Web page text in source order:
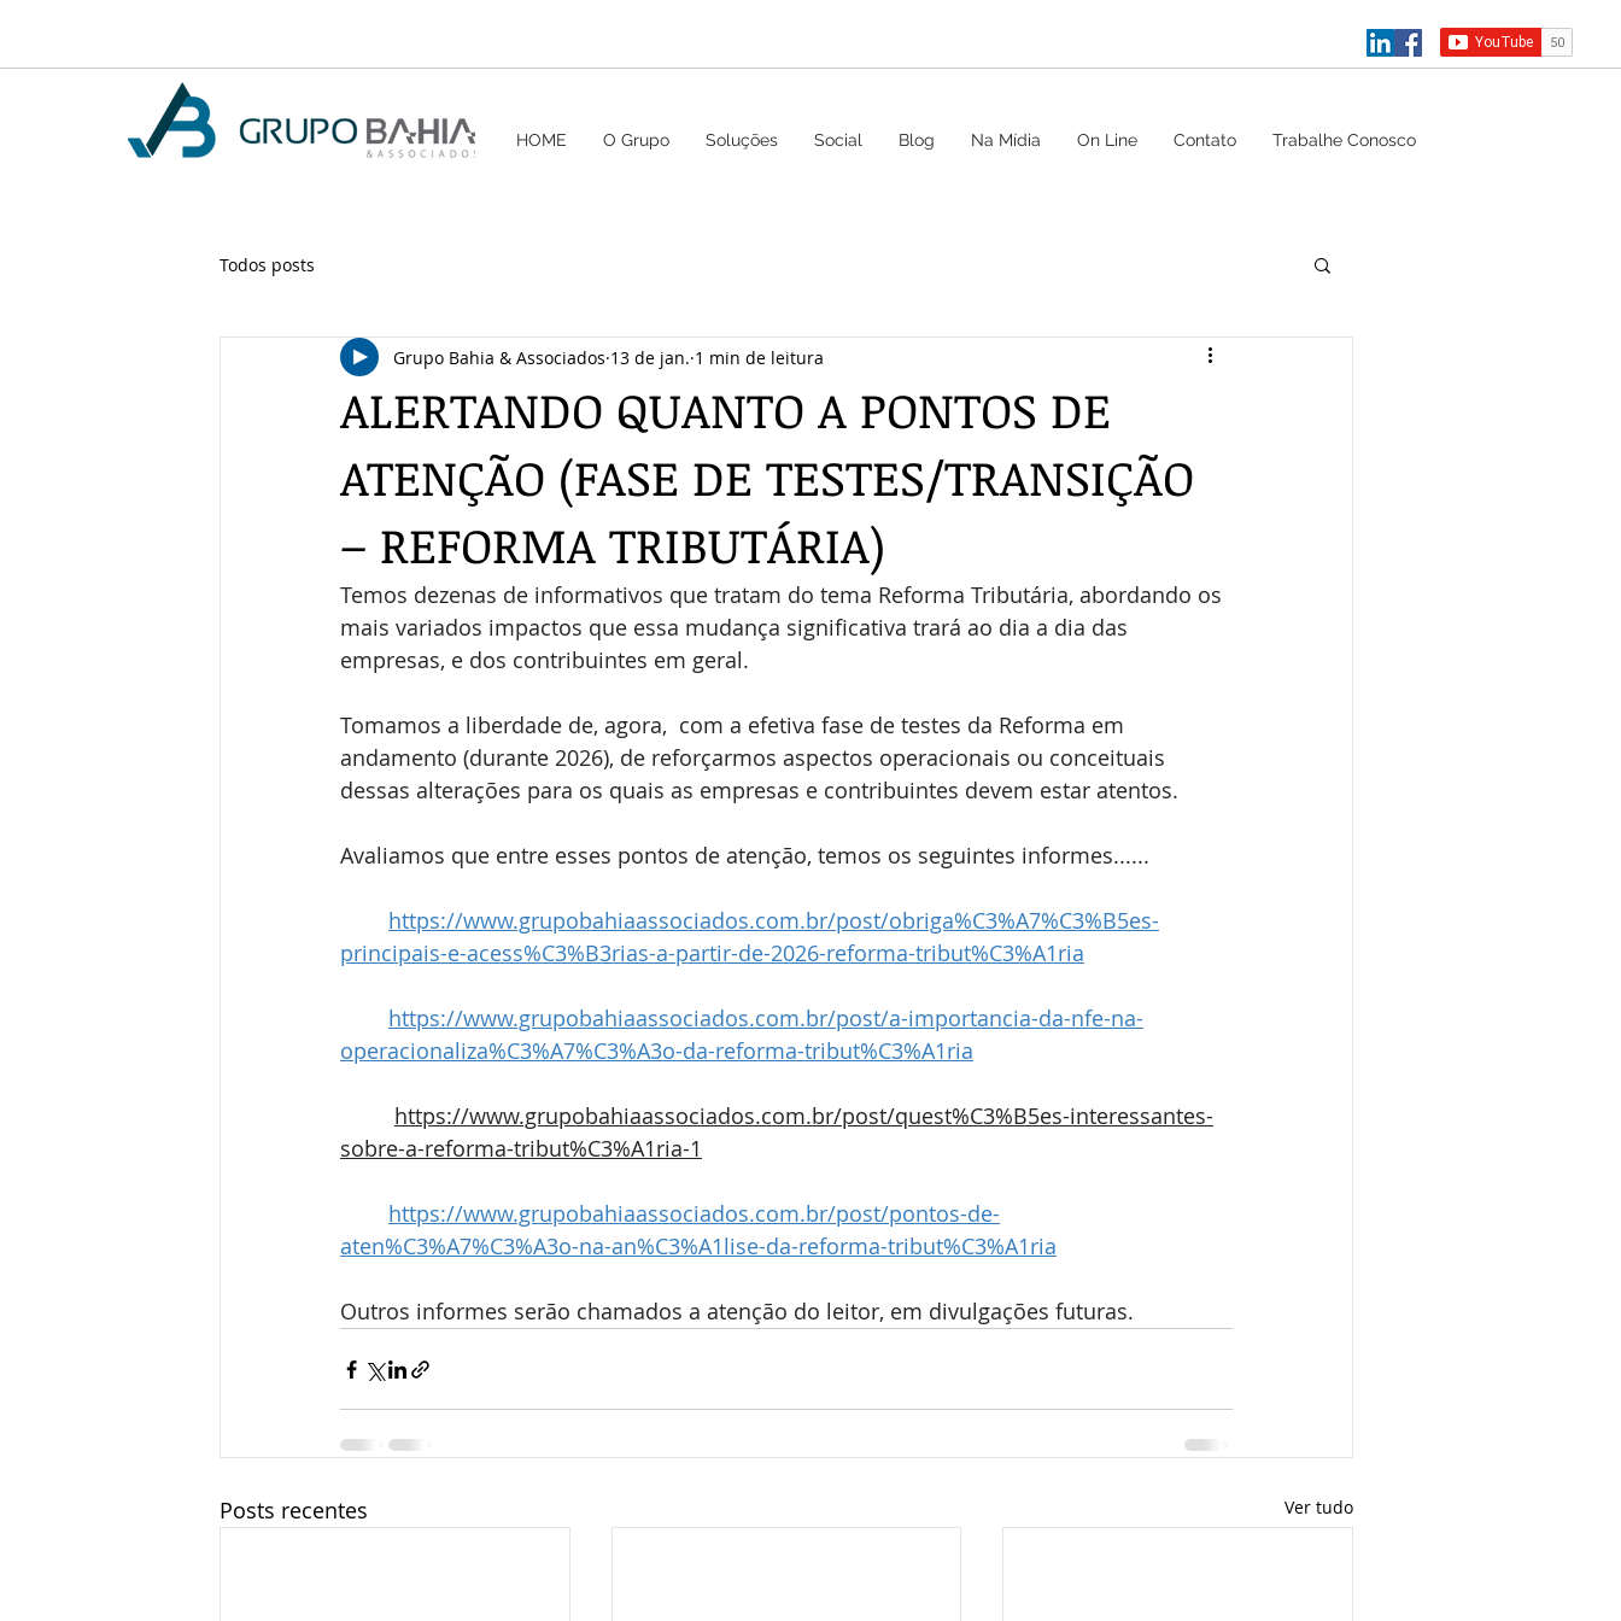
HOME O Grupo Soluções Social Blog Na Mídia On Line Contato Trabalhe Conosco
Todos posts
ALERTANDO QUANTO A PONTOS DE
ATENÇÃO (FASE DE TESTES/TRANSIÇÃO
– REFORMA TRIBUTÁRIA)
Grupo Bahia & Associados 13 de jan. 1 min de leitura
Temos dezenas de informativos que tratam do tema Reforma Tributária, abordando os
mais variados impactos que essa mudança significativa trará ao dia a dia das
empresas, e dos contribuintes em geral.
Tomamos a liberdade de, agora,  com a efetiva fase de testes da Reforma em
andamento (durante 2026), de reforçarmos aspectos operacionais ou conceituais
dessas alterações para os quais as empresas e contribuintes devem estar atentos.
Avaliamos que entre esses pontos de atenção, temos os seguintes informes......
https://www.grupobahiaassociados.com.br/post/obriga%C3%A7%C3%B5es-
principais-e-acess%C3%B3rias-a-partir-de-2026-reforma-tribut%C3%A1ria
https://www.grupobahiaassociados.com.br/post/a-importancia-da-nfe-na-
operacionaliza%C3%A7%C3%A3o-da-reforma-tribut%C3%A1ria
https://www.grupobahiaassociados.com.br/post/quest%C3%B5es-interessantes-
sobre-a-reforma-tribut%C3%A1ria-1
https://www.grupobahiaassociados.com.br/post/pontos-de-
aten%C3%A7%C3%A3o-na-an%C3%A1lise-da-reforma-tribut%C3%A1ria
Outros informes serão chamados a atenção do leitor, em divulgações futuras.
Posts recentes Ver tudo